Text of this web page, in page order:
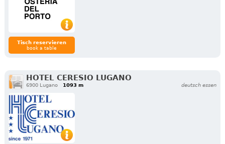
Tisch reservieren
book a table
HOTEL CERESIO LUGANO
6900 Lugano 1093 m deutsch essen